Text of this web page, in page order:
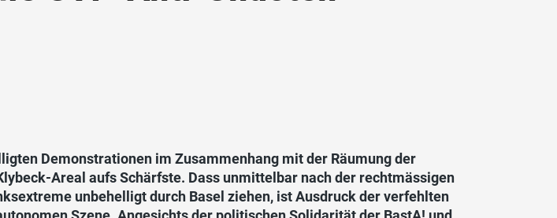
Demonstrationen im Zusammenhang mit der Räumung der
Areal aufs Schärfste. Dass unmittelbar nach der rechtmässigen
unbehelligt durch Basel ziehen, ist Ausdruck der verfehlten